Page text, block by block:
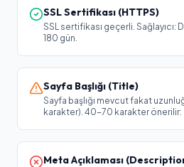
SSL Sertifikası (HTTPS)
SSL sertifikası geçerli. Sağlayıcı:
180 gün.
Sayfa Başlığı (Title)
Sayfa başlığı mevcut fakat
karakter). 40-70 karakter önerilir:
Meta Açıklaması